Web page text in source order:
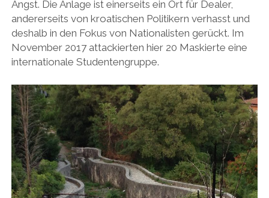
Angst. Die Anlage ist einerseits ein Ort für Dealer,
andererseits von kroatischen Politikern verhasst und
deshalb in den Fokus von Nationalisten gerückt. Im
November 2017 attackierten hier 20 Maskierte eine
internationale Studentengruppe.